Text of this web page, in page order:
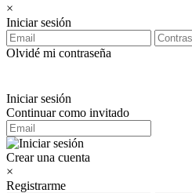
×
Iniciar sesión
Olvidé mi contraseña
Iniciar sesión
Continuar como invitado
Crear una cuenta
×
Registrarme